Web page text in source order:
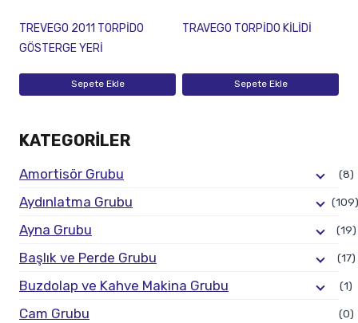
TREVEGO 2011 TORPİDO
GÖSTERGE YERİ
Sepete Ekle
TRAVEGO TORPİDO KİLİDİ
Sepete Ekle
KATEGORILER
Amortisör Grubu (8)
Aydınlatma Grubu (109)
Ayna Grubu (19)
Başlık ve Perde Grubu (17)
Buzdolap ve Kahve Makina Grubu (1)
Cam Grubu (0)